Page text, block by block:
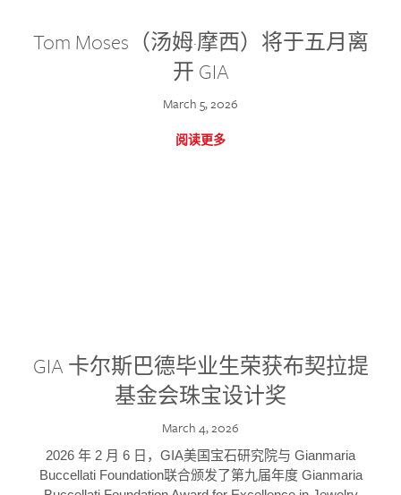
Tom Moses（汤姆·摩西）将于五月离
开 GIA
March 5, 2026
阅读更多
GIA 卡尔斯巴德毕业生荣获布契拉提
基金会珠宝设计奖
March 4, 2026
2026 年 2 月 6 日，GIA美国宝石研究院与 Gianmaria
Buccellati Foundation联合颁发了第九届年度 Gianmaria